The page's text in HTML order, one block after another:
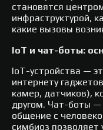
становятся
инфраструктурой,
какие вызовы
IoT и чат-боты:
IoT-устройства —
интернету
камер, датчиков),
другом. Чат-боты
общение с
симбиоз